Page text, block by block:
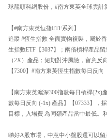
球龍頭科網股份，#南方東英全球雲計
【#南方東英恒指ETF系列】
追蹤 #恆生指數 全面實物複製，屬於
生指數ETF【3037】；兩倍槓桿產品
（2X）產品；短期對沖風險，留意反
【7300】#南方東英恆生指數每日反向
【南方東英滬深300指數每日槓桿(2x)
數每日反向 (-1x) 產品】【07333】，
目標，入場費 為同類產品當中最低。
睇好A股市場，中意中小盤股還可以